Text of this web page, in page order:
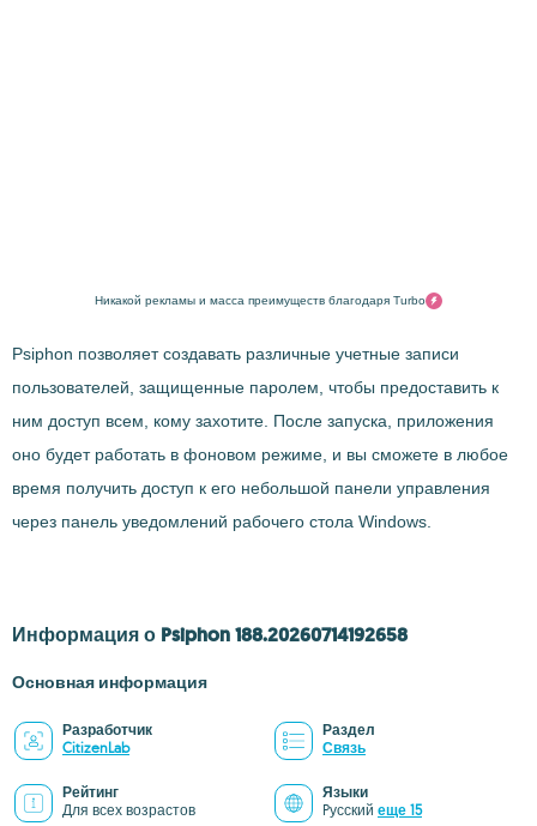
Никакой рекламы и масса преимуществ благодаря Turbo
Psiphon позволяет создавать различные учетные записи
пользователей, защищенные паролем, чтобы предоставить к
ним доступ всем, кому захотите. После запуска, приложения
оно будет работать в фоновом режиме, и вы сможете в любое
время получить доступ к его небольшой панели управления
через панель уведомлений рабочего стола Windows.
Информация о Psiphon 188.20260714192658
Основная информация
Разработчик
CitizenLab
Раздел
Связь
Рейтинг
Для всех возрастов
Языки
Pусский еще 15